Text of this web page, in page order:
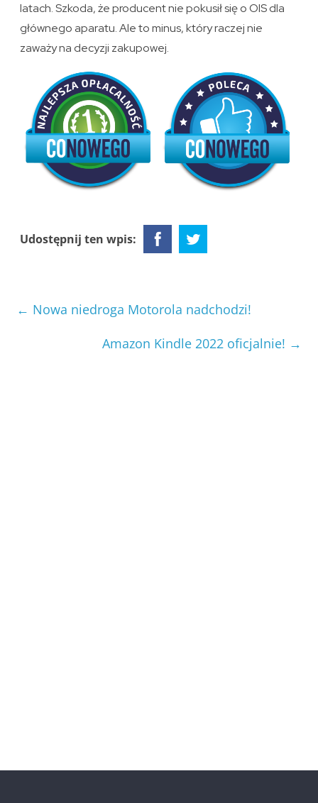
latach. Szkoda, że producent nie pokusił się o OIS dla
głównego aparatu. Ale to minus, który raczej nie
zaważy na decyzji zakupowej.
Udostępnij ten wpis:
← Nowa niedroga Motorola nadchodzi!
Amazon Kindle 2022 oficjalnie! →